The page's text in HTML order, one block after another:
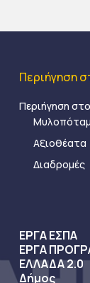
Περιήγηση
Περιήγηση
Αξιοθέατα
Διαδρομές
ΕΡΓΑ ΕΣΠΑ
ΕΡΓΑ
ΕΛΛΑΔΑ 2.0
Δήμος